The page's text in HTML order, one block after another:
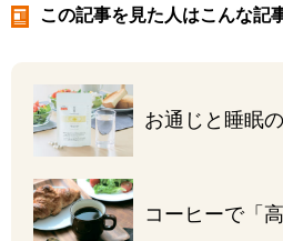
この記事を見た人はこんな記
お通じと睡眠
コーヒーで「